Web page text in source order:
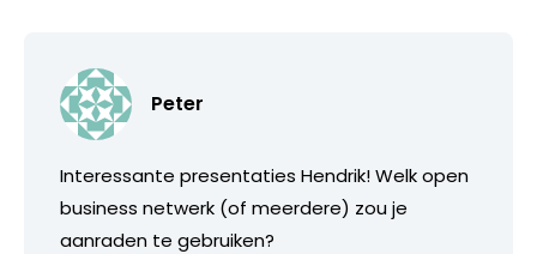
Peter
Interessante presentaties Hendrik! Welk open
business netwerk (of meerdere) zou je
aanraden te gebruiken?